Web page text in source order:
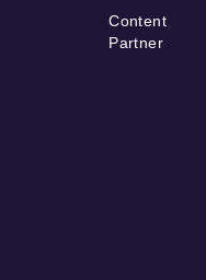
Content
Partner